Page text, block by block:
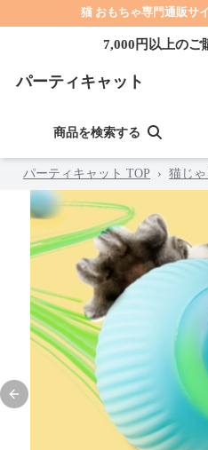
猫 おもちゃ専門通販サ
7,000円以上のご
パーティキャット
商品を検索する
パーティキャット TOP › 猫じ
Previous slide